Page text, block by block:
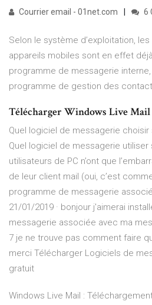
Courrier email - 01net.com 6
Selon le système d’exploitation,
appareils mobiles sont en effet
programme de messagerie interne,
programme de gestion des
Télécharger Windows Live
Quel logiciel de messagerie choisir
Quel logiciel de messagerie utiliser
utilisateurs de PC n’ont que
de leur client mail (oui, c’est
programme de messagerie
21/01/2019 · bonjour j'aimerai
messagerie associée avec ma
7 je ne trouve pas comment faire
merci Télécharger Logiciels de
gratuit
Windows Live Mail :